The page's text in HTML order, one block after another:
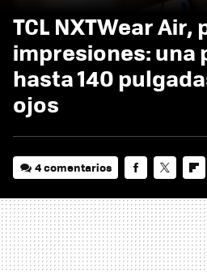
TCL NXTWear
impresiones: una
hasta 140
ojos
4 comentarios